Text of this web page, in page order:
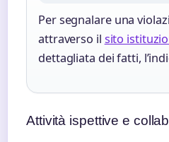
Per segnalare una
attraverso il sito
dettagliata dei fatti,
Attività ispettive e